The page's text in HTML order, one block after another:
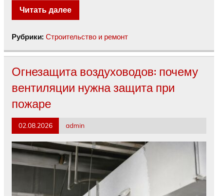
Читать далее
Рубрики: Строительство и ремонт
Огнезащита воздуховодов: почему
вентиляции нужна защита при
пожаре
02.08.2026 admin